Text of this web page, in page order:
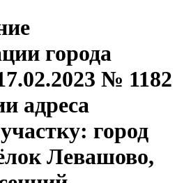
города
№ 1182
адреса
город
Левашово,